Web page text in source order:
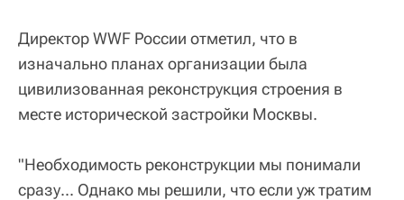
Директор WWF России отметил, что в
изначально планах организации была
цивилизованная реконструкция строения в
месте исторической застройки Москвы.
"Необходимость реконструкции мы понимали
сразу... Однако мы решили, что если уж тратим